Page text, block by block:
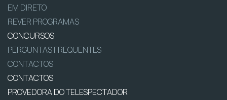
EM DIRETO
REVER PROGRAMAS
CONCURSOS
PERGUNTAS FREQUENTES
CONTACTOS
CONTACTOS
PROVEDORA DO TELESPECTADOR